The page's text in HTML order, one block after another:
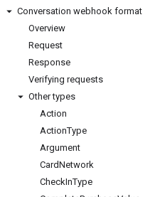
Conversation webhook format
Overview
Request
Response
Verifying requests
Other types
Action
ActionType
Argument
CardNetwork
CheckInType